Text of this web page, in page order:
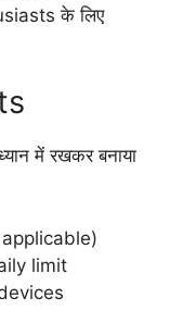
के लिए
में रखकर बनाया
limit